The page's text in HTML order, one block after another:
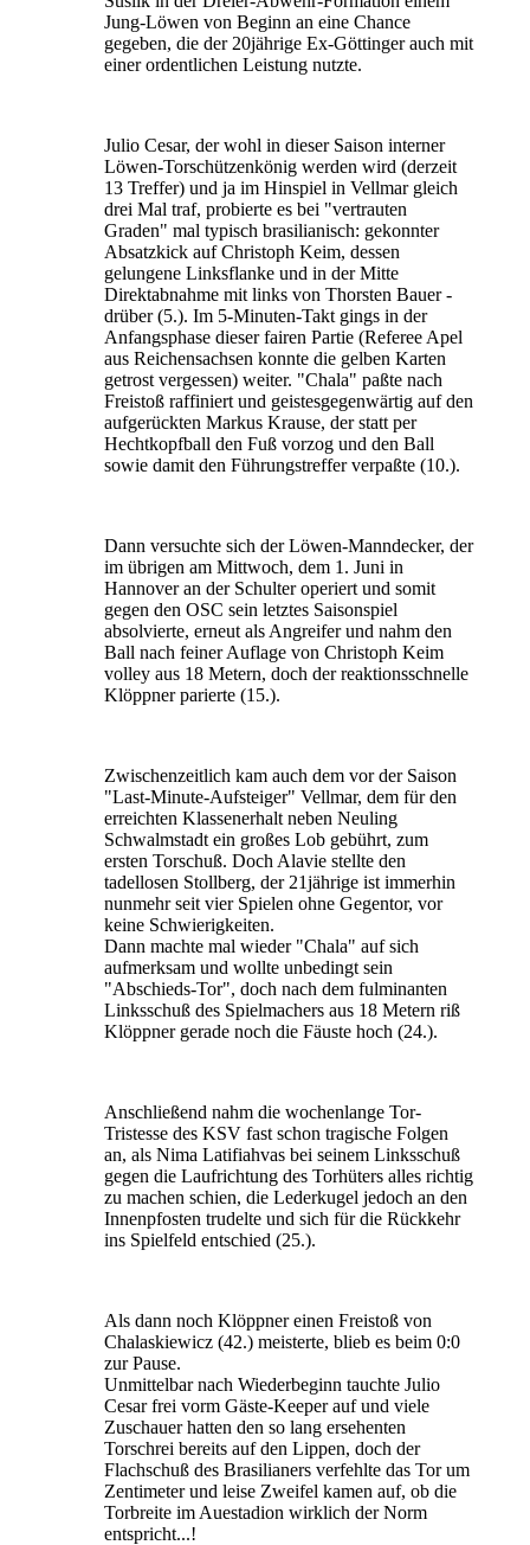
Jung-Löwen von Beginn an eine Chance
gegeben, die der 20jährige Ex-Göttinger auch mit
einer ordentlichen Leistung nutzte.
Julio Cesar, der wohl in dieser Saison interner
Löwen-Torschützenkönig werden wird (derzeit
13 Treffer) und ja im Hinspiel in Vellmar gleich
drei Mal traf, probierte es bei "vertrauten
Graden" mal typisch brasilianisch: gekonnter
Absatzkick auf Christoph Keim, dessen
gelungene Linksflanke und in der Mitte
Direktabnahme mit links von Thorsten Bauer -
drüber (5.). Im 5-Minuten-Takt gings in der
Anfangsphase dieser fairen Partie (Referee Apel
aus Reichensachsen konnte die gelben Karten
getrost vergessen) weiter. "Chala" paßte nach
Freistoß raffiniert und geistesgegenwärtig auf den
aufgerückten Markus Krause, der statt per
Hechtkopfball den Fuß vorzog und den Ball
sowie damit den Führungstreffer verpaßte (10.).
Dann versuchte sich der Löwen-Manndecker, der
im übrigen am Mittwoch, dem 1. Juni in
Hannover an der Schulter operiert und somit
gegen den OSC sein letztes Saisonspiel
absolvierte, erneut als Angreifer und nahm den
Ball nach feiner Auflage von Christoph Keim
volley aus 18 Metern, doch der reaktionsschnelle
Klöppner parierte (15.).
Zwischenzeitlich kam auch dem vor der Saison
"Last-Minute-Aufsteiger" Vellmar, dem für den
erreichten Klassenerhalt neben Neuling
Schwalmstadt ein großes Lob gebührt, zum
ersten Torschuß. Doch Alavie stellte den
tadellosen Stollberg, der 21jährige ist immerhin
nunmehr seit vier Spielen ohne Gegentor, vor
keine Schwierigkeiten.
Dann machte mal wieder "Chala" auf sich
aufmerksam und wollte unbedingt sein
"Abschieds-Tor", doch nach dem fulminanten
Linksschuß des Spielmachers aus 18 Metern riß
Klöppner gerade noch die Fäuste hoch (24.).
Anschließend nahm die wochenlange Tor-
Tristesse des KSV fast schon tragische Folgen
an, als Nima Latifiahvas bei seinem Linksschuß
gegen die Laufrichtung des Torhüters alles richtig
zu machen schien, die Lederkugel jedoch an den
Innenpfosten trudelte und sich für die Rückkehr
ins Spielfeld entschied (25.).
Als dann noch Klöppner einen Freistoß von
Chalaskiewicz (42.) meisterte, blieb es beim 0:0
zur Pause.
Unmittelbar nach Wiederbeginn tauchte Julio
Cesar frei vorm Gäste-Keeper auf und viele
Zuschauer hatten den so lang ersehenten
Torschrei bereits auf den Lippen, doch der
Flachschuß des Brasilianers verfehlte das Tor um
Zentimeter und leise Zweifel kamen auf, ob die
Torbreite im Auestadion wirklich der Norm
entspricht...!